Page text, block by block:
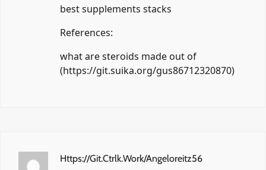
best supplements stacks
References:
what are steroids made out of
(https://git.suika.org/gus86712320870)
Https://Git.Ctrlk.Work/Angeloreitz56